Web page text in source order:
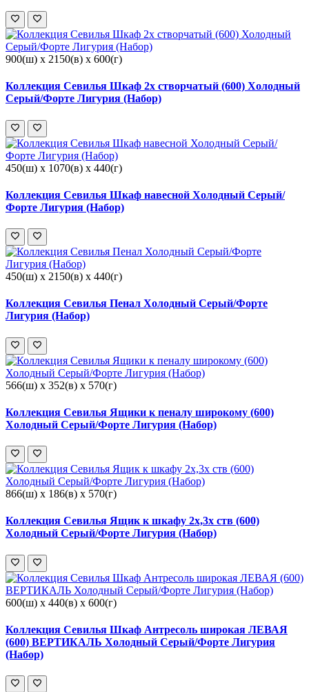
900(ш) x 2150(в) x 600(г)
Коллекция Севилья Шкаф 2х створчатый (600) Холодный
Серый/Форте Лигурия (Набор)
450(ш) x 1070(в) x 440(г)
Коллекция Севилья Шкаф навесной Холодный Серый/
Форте Лигурия (Набор)
450(ш) x 2150(в) x 440(г)
Коллекция Севилья Пенал Холодный Серый/Форте
Лигурия (Набор)
566(ш) x 352(в) x 570(г)
Коллекция Севилья Ящики к пеналу широкому (600)
Холодный Серый/Форте Лигурия (Набор)
866(ш) x 186(в) x 570(г)
Коллекция Севилья Ящик к шкафу 2х,3х ств (600)
Холодный Серый/Форте Лигурия (Набор)
600(ш) x 440(в) x 600(г)
Коллекция Севилья Шкаф Антресоль широкая ЛЕВАЯ
(600) ВЕРТИКАЛЬ Холодный Серый/Форте Лигурия
(Набор)